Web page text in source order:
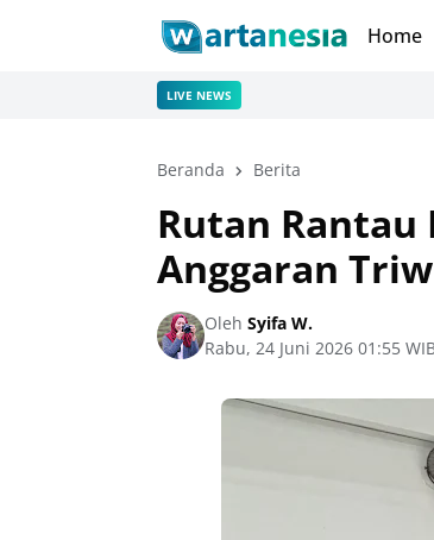
Home
LIVE NEWS
Beranda Berita
Rutan Rantau
Anggaran
Oleh Syifa W.
Rabu, 24 Juni 2026 01:55